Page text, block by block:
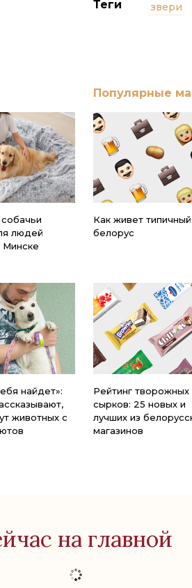
Теги звери
людей
найдет»:
животных с
Популярные
Как живет типичный
белорус
Рейтинг творожных
сырков: 25 новых и
лучших из
магазинов
на главной